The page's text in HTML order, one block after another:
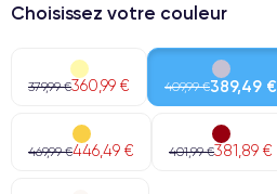
Choisissez votre couleur
379,99 €360,99 € 409,99 €389,49 €
469,99 €446,49 € 401,99 €381,89 €